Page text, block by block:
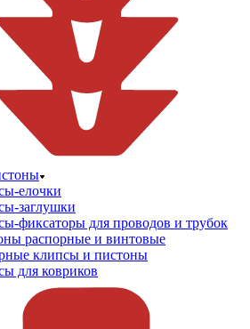
елочки
заглушки
фиксаторы для проводов и трубок
распорные и винтовые
клипсы и пистоны
для ковриков